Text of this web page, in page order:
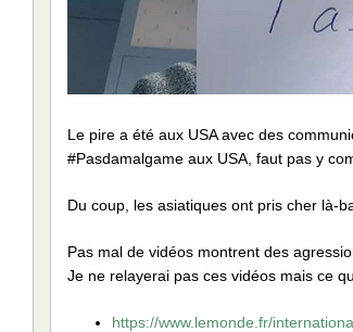
Le pire a été aux USA avec des
#Pasdamalgame aux USA, faut pas y
Du coup, les asiatiques ont pris cher là-
Pas mal de vidéos montrent des
Je ne relayerai pas ces vidéos mais ce
https://www.lemonde.fr/